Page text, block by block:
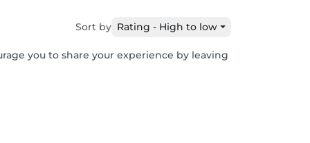
Sort by Rating - High to low
you to share your experience by leaving